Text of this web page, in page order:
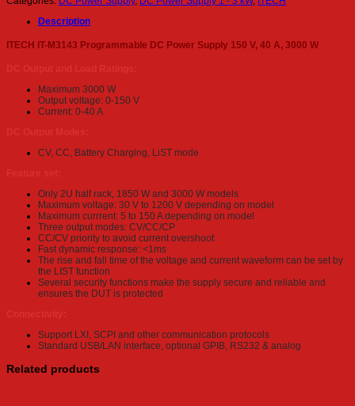
Description
ITECH IT-M3143 Programmable DC Power Supply 150 V, 40 A, 3000 W
Maximum 3000 W
Output voltage: 0-150 V
Current: 0-40 A
CV, CC, Battery Charging, LiST mode
Only 2U half rack, 1850 W and 3000 W models
Maximum voltage: 30 V to 1200 V depending on model
Maximum currrent: 5 to 150 A depending on model
Three output modes: CV/CC/CP
CC/CV priority to avoid current overshoot
Fast dynamic response: <1ms
The rise and fall time of the voltage and current waveform can be set by
the LIST function
Several security functions make the supply secure and reliable and
ensures the DUT is protected
Support LXI, SCPI and other communication protocols
Standard USB/LAN interface, optional GPIB, RS232 & analog
Related products